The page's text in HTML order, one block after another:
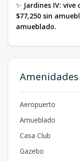
✨ Jardines IV:
$77,250 sin
amueblado.
Amenidades
Aeropuerto
Amueblado
Casa Club
Gazebo